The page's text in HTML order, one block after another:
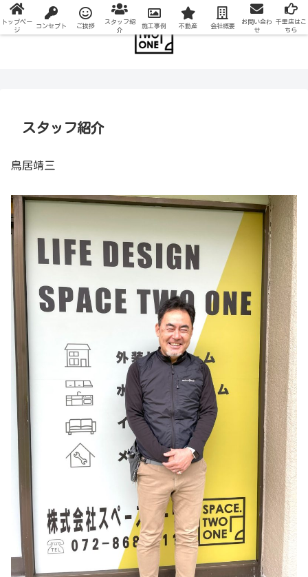
スタッフ紹介
鳥居靖三
トップペー
ジ
コンセプト ご挨拶
スタッフ紹
介
施工事例 不動産 会社概要
お問い合わ
せ
千里店はこ
ちら